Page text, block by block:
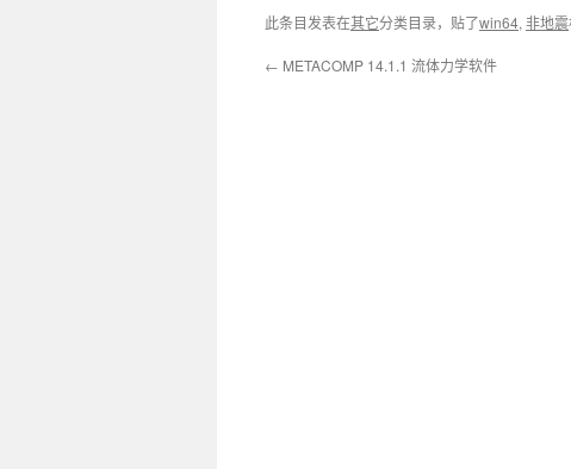
此条目发表在其它分类目录，贴了win64, 非地震
← METACOMP 14.1.1 流体力学软件